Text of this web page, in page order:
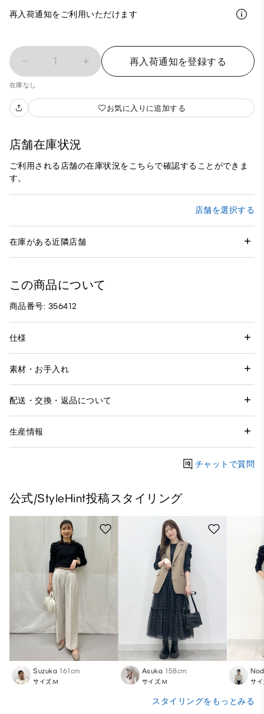
再入荷通知をご利用いただけます
1 再入荷通知を登録する
在庫なし
お気に入りに追加する
店舗在庫状況
ご利用される店舗の在庫状況をこちらで確認することができま
す。
店舗を選択する
在庫がある近隣店舗
この商品について
商品番号: 356412
仕様
素材・お手入れ
配送・交換・返品について
生産情報
チャットで質問
公式/StyleHint投稿スタイリング
Suzuka 161cm
サイズ:M
Asuka 158cm
サイズ:M サ
スタイリングをもっとみる